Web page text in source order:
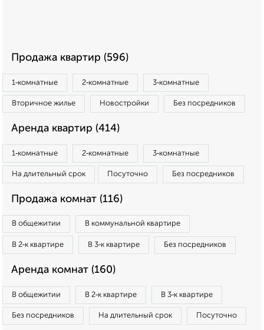
Продажа квартир (596)
1‑комнатные 2‑комнатные 3‑комнатные
Вторичное жилье Новостройки Без посредников
Аренда квартир (414)
1‑комнатные 2‑комнатные 3‑комнатные
На длительный срок Посуточно Без посредников
Продажа комнат (116)
В общежитии В коммунальной квартире
В 2‑к квартире В 3‑к квартире Без посредников
Аренда комнат (160)
В общежитии В 2‑к квартире В 3‑к квартире
Без посредников На длительный срок Посуточно